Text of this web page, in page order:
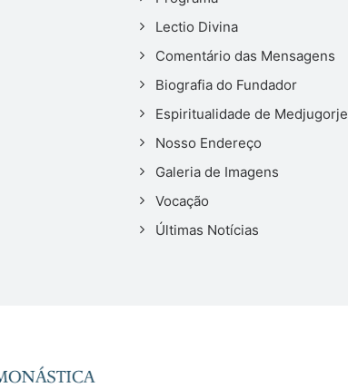
Lectio Divina
Comentário das Mensagens
Biografia do Fundador
Espiritualidade de Medjugorje
Nosso Endereço
Galeria de Imagens
Vocação
Últimas Notícias